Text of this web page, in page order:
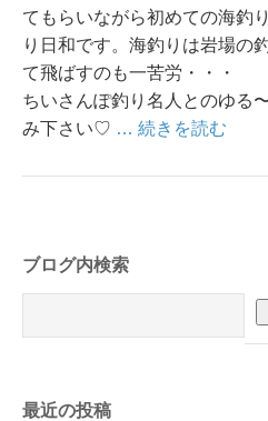
てもらいながら初めての海釣
り日和です。海釣りは岩場の
て飛ばすのも一苦労・・・
ちいさんぽ釣り名人とのゆる
み下さい♡ … 続きを読む
ブログ内検索
最近の投稿